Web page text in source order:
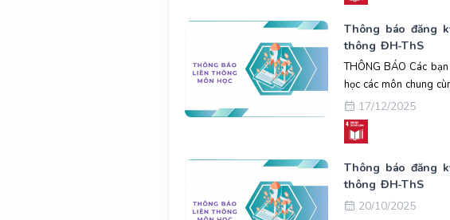
Thông báo đăng
thông ĐH-ThS
THÔNG BÁO Các
học các môn chung
17/12/2025
Thông báo đăng
thông ĐH-ThS
20/10/2025